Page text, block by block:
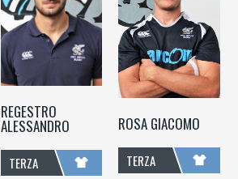
REGESTRO
ALESSANDRO
TERZA
ROSA GIACOMO
TERZA